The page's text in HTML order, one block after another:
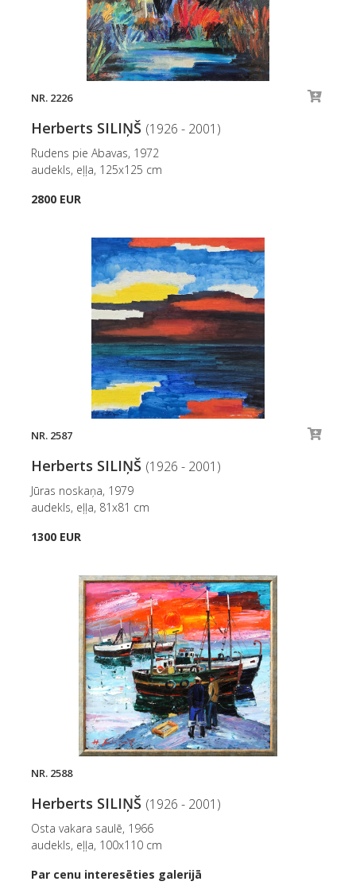
NR. 2226
Herberts SILIŅŠ (1926 - 2001)
Rudens pie Abavas, 1972
audekls, eļļa, 125x125 cm
2800 EUR
NR. 2587
Herberts SILIŅŠ (1926 - 2001)
Jūras noskaņa, 1979
audekls, eļļa, 81x81 cm
1300 EUR
NR. 2588
Herberts SILIŅŠ (1926 - 2001)
Osta vakara saulē, 1966
audekls, eļļa, 100x110 cm
Par cenu interesēties galerijā